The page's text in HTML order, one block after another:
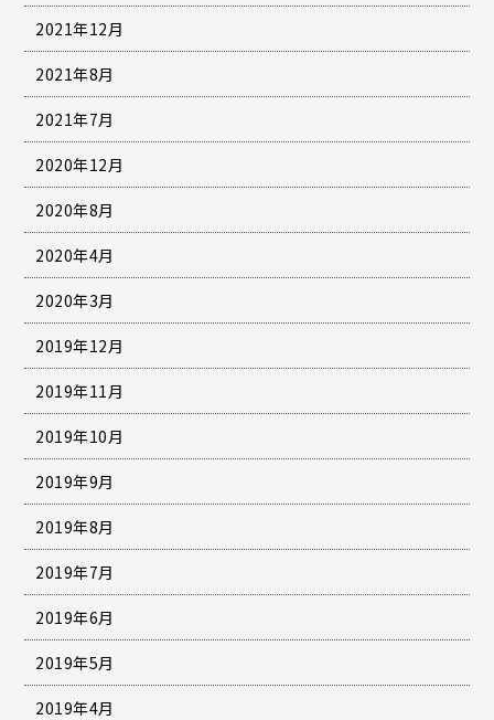
2021年12月
2021年8月
2021年7月
2020年12月
2020年8月
2020年4月
2020年3月
2019年12月
2019年11月
2019年10月
2019年9月
2019年8月
2019年7月
2019年6月
2019年5月
2019年4月